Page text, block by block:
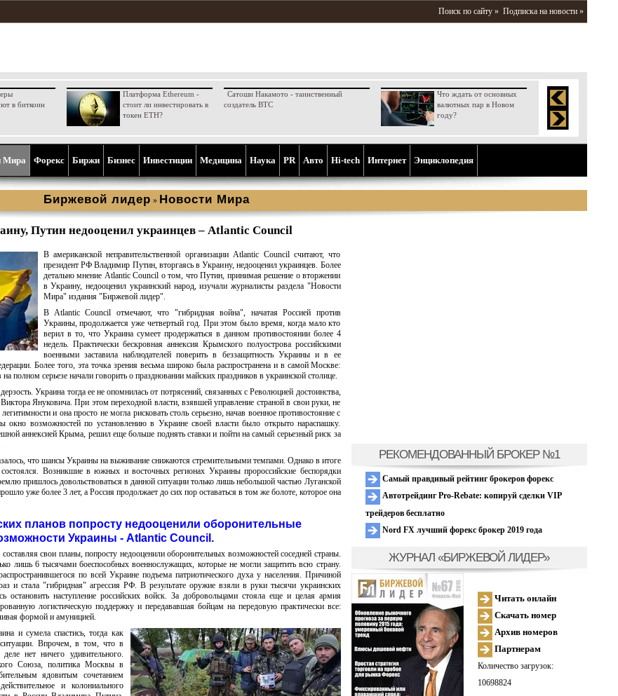
Поиск по сайту » Подписка на новости »
в биткоин
Платформа Ethereum -
стоит ли инвестировать в
токен ETH?
Сатоши Накамото - таинственный
создатель BTC
Что ждать от основных
валютных пар в Новом
году?
Мира Форекс Биржи Бизнес Инвестиции Медицина Наука PR Aвто Hi-tech Интернет Энциклопедия
Биржевой лидер » Новости Мира
Путин недооценил украинцев – Atlantic Council
В американской неправительственной организации Atlantic Council считают, что
президент РФ Владимир Путин, вторгаясь в Украину, недооценил украинцев. Более
детально мнение Atlantic Council о том, что Путин, принимая решение о вторжении
в Украину, недооценил украинский народ, изучали журналисты раздела "Новости
Мира" издания "Биржевой лидер".
В Atlantic Council отмечают, что "гибридная война", начатая Россией против
Украины, продолжается уже четвертый год. При этом было время, когда мало кто
верил в то, что Украина сумеет продержаться в данном противостоянии более 4
недель. Практически бескровная аннексия Крымского полуострова российскими
военными заставила наблюдателей поверить в беззащитность Украины и в ее
Более того, эта точка зрения весьма широко была распространена и в самой Москве:
полном серьезе начали говорить о праздновании майских праздников в украинской столице.
Украина тогда ее не опомнилась от потрясений, связанных с Революцией достоинства,
Януковича. При этом переходной власти, взявшей управление страной в свои руки, не
и она просто не могла рисковать столь серьезно, начав военное противостояние с
окно возможностей по установлению в Украине своей власти было открыто нараспашку.
аннексией Крыма, решил еще больше поднять ставки и пойти на самый серьезный риск за
что шансы Украины на выживание снижаются стремительными темпами. Однако в итоге
Возникшие в южных и восточных регионах Украины пророссийские беспорядки
пришлось довольствоваться в данной ситуации только лишь небольшой частью Луганской
уже более 3 лет, а Россия продолжает до сих пор оставаться в том же болоте, которое она
планов попросту недооценили оборонительные
Украины - Atlantic Council.
свои планы, попросту недооценили оборонительных возможностей соседней страны.
лишь 6 тысячами боеспособных военнослужащих, которые не могли защитить всю страну.
по всей Украине подъема патриотического духа у населения. Причиной
и стала "гибридная" агрессия РФ. В результате оружие взяли в руки тысячи украинских
остановить наступление российских войск. За добровольцами стояла еще и целая армия
логистическую поддержку и передававшая бойцам на передовую практически все:
формой и амуницией.
и сумела спастись, тогда как
ситуации. Впрочем, в том, что в
нет ничего удивительного.
Союза, политика Москвы в
ядовитым сочетанием
и колониального
РЕКОМЕНДОВАННЫЙ БРОКЕР №1
Самый правдивый рейтинг брокеров форекс
Автотрейдинг Pro-Rebate: копируй сделки VIP
трейдеров бесплатно
Nord FX лучший форекс брокер 2019 года
ЖУРНАЛ «БИРЖЕВОЙ ЛИДЕР»
Читать онлайн
Скачать номер
Архив номеров
Партнерам
Количество загрузок:
10698824